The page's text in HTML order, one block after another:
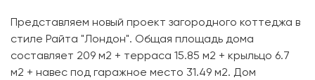
Представляем новый проект загородного коттеджа в
стиле Райта "Лондон". Общая площадь дома
составляет 209 м2 + терраса 15.85 м2 + крыльцо 6.7
м2 + навес под гаражное место 31.49 м2. Дом